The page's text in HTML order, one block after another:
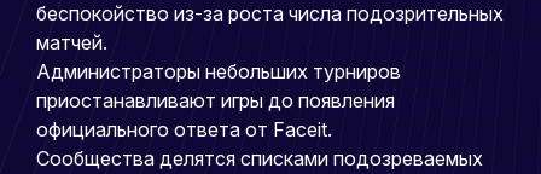
беспокойство из-за роста числа подозрительных
матчей.
Администраторы небольших турниров
приостанавливают игры до появления
официального ответа от Faceit.
Сообщества делятся списками подозреваемых